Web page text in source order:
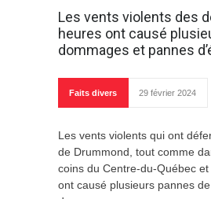
Les vents violents des
heures ont causé
dommages et pannes
Faits divers 29 février 2024
Les vents violents qui ont
de Drummond, tout comme
coins du Centre-du-Québec
ont causé plusieurs pannes